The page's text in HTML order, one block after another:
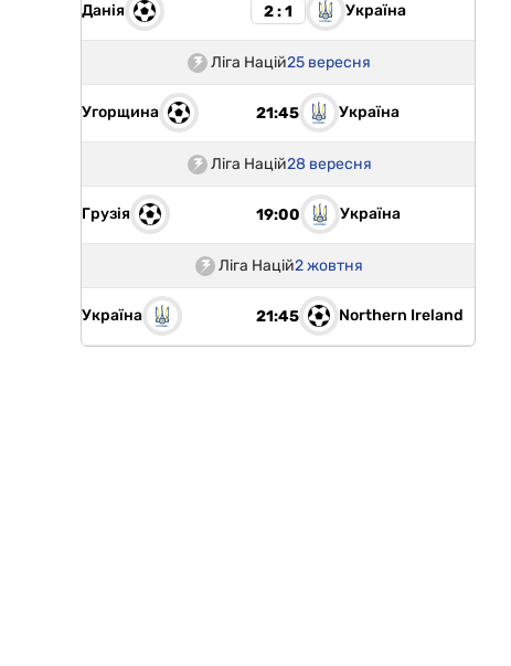
Данія 2 : 1 Україна
Ліга Націй25 вересня
Угорщина 21:45 Україна
Ліга Націй28 вересня
Грузія 19:00 Україна
Ліга Націй2 жовтня
Україна 21:45 Northern Ireland